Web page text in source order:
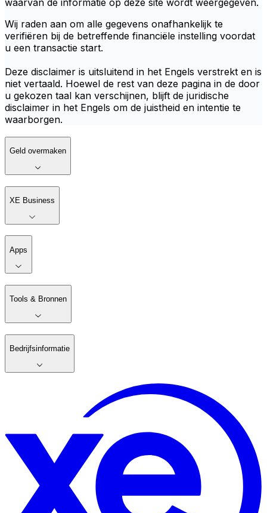
waarvan de informatie op deze site wordt weergegeven.
Wij raden aan om alle gegevens onafhankelijk te
verifiëren bij de betreffende financiële instelling voordat
u een transactie start.
Deze disclaimer is uitsluitend in het Engels verstrekt en is
niet vertaald. Hoewel de rest van deze pagina in de door
u gekozen taal kan verschijnen, blijft de juridische
disclaimer in het Engels om de juistheid en intentie te
waarborgen.
Geld overmaken
XE Business
Apps
Tools & Bronnen
Bedrijfsinformatie